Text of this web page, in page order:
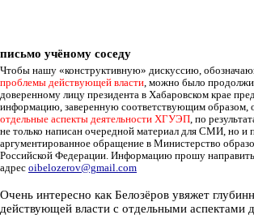
письмо учёному соседу
Чтобы нашу «конструктивную» дискуссию,
проблемы действующей власти, можно было
доверенному лицу президента в Хабаровском крае
информацию, заверенную соответствующим
отдельные аспекты деятельности ХГУЭП, по
не только написан очередной материал для СМИ, но и
аргументированное обращение в Министерство
Российской Федерации. Информацию прошу
адрес oibelozerov@gmail.com
Очень интересно как Белозёров увяжет
действующей власти с отдельными аспектами